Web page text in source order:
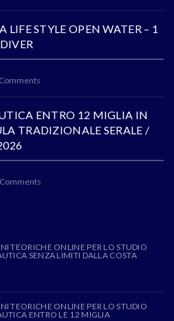
LIFE STYLE OPEN WATER – 1
ENTRO 12 MIGLIA IN
TRADIZIONALE SERALE /
TEORICHE ONLINE PER LO STUDIO
SENZA LIMITI DALLA COSTA
TEORICHE ONLINE PER LO STUDIO
ENTRO LE 12 MIGLIA